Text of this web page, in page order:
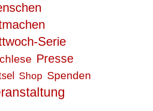
Serie
Presse
Shop Spenden